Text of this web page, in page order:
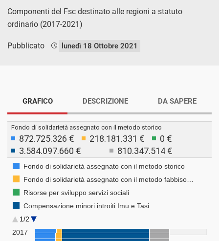
Componenti del Fsc destinato alle regioni a statuto
ordinario (2017-2021)
Pubblicato lunedì 18 Ottobre 2021
GRAFICO DESCRIZIONE DA SAPERE